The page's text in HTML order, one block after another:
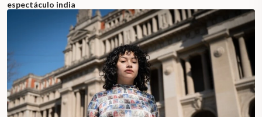
espectáculo india